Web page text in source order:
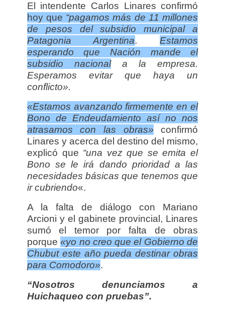
El intendente Carlos Linares confirmó
hoy que “pagamos más de 11 millones
de pesos del subsidio municipal a
Patagonia Argentina.Estamos
esperando que Nación mande el
subsidio nacionala la empresa.
Esperamos evitar que haya un
conflicto».
«Estamos avanzando firmemente en el
Bono de Endeudamiento así no nos
atrasamos con las obras» confirmó
Linares y acerca del destino del mismo,
explicó que “una vez que se emita el
Bono se le irá dando prioridad a las
necesidades básicas que tenemos que
ir cubriendo«.
A la falta de diálogo con Mariano
Arcioni y el gabinete provincial, Linares
sumó el temor por falta de obras
porque«yo no creo que el Gobierno de
Chubut este año pueda destinar obras
para Comodoro».
“Nosotros denunciamos a
Huichaqueo con pruebas”.